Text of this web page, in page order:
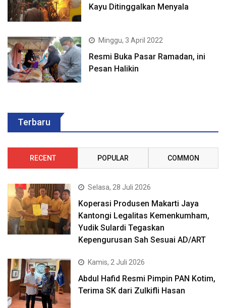
Kayu Ditinggalkan Menyala
Minggu, 3 April 2022
Resmi Buka Pasar Ramadan, ini
Pesan Halikin
Terbaru
RECENT POPULAR COMMON
Selasa, 28 Juli 2026
Koperasi Produsen Makarti Jaya
Kantongi Legalitas Kemenkumham,
Yudik Sulardi Tegaskan
Kepengurusan Sah Sesuai AD/ART
Kamis, 2 Juli 2026
Abdul Hafid Resmi Pimpin PAN Kotim,
Terima SK dari Zulkifli Hasan